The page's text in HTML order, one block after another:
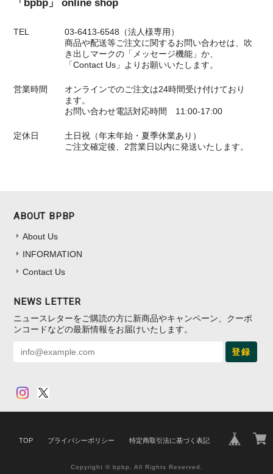
「bpbp」 online shop
TEL
03-6413-6548（法人様専用）
商品や配送等ご注文に関するお問い合わせは、吹
き出しマークの「メッセージ機能」か、
「Contact Us」よりお願いいたします。
営業時間
オンラインでのご注文は24時間受け付けており
ます。
お問い合わせ電話対応時間 11:00-17:00
定休日
土日祝（年末年始・夏季休業あり）
ご注文確定後、2営業日以内に発送いたします。
ABOUT BPBP
About Us
INFORMATION
Contact Us
NEWS LETTER
ニュースレターをご購読の方に新商品やキャンペーン、クーポ
ンコードなどの最新情報をお届けいたします。
登録
TOP プライバシーポリシー 特定商取引法に基づく表記
Copyright © bpbp. All Rights Reserved.